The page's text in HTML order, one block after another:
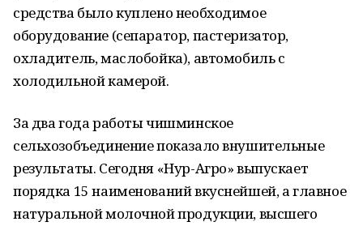
средства было куплено необходимое
оборудование (сепаратор, пастеризатор,
охладитель, маслобойка), автомобиль с
холодильной камерой.
За два года работы чишминское
сельхозобъединение показало внушительные
результаты. Сегодня «Нур-Агро» выпускает
порядка 15 наименований вкуснейшей, а главное
натуральной молочной продукции, высшего